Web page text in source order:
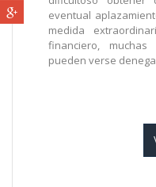
eventual
medida
financiero,
pueden verse